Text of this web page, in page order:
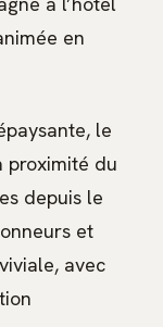
en
le
proximité du
depuis le
et
avec